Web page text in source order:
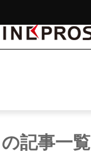
記事一覧